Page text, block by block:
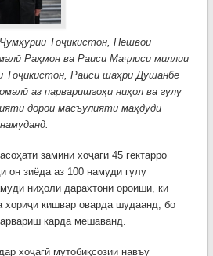
Тоҷикистон, Пешвои
Раҳмон ва Раиси Маҷлиси миллии
Тоҷикистон, Раиси шаҳри Душанбе
аз парваришгоҳи ниҳол ва гулу
дорои масъулияти маҳдуди
замини хоҷагӣ 45 гектарро
он зиёда аз 100 намуди гулу
ниҳоли дарахтони ороишӣ, ки
хориҷи кишвар оварда шудаанд, бо
карда мешаванд.
хоҷагӣ мутобиқсозии навъу